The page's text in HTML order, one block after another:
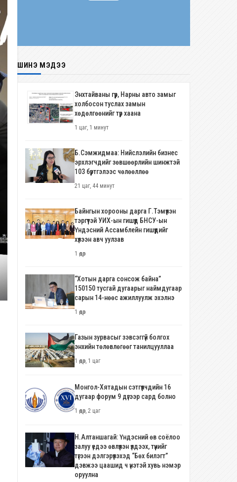
ШИНЭ МЭДЭЭ
Энхтайваны гүүр, Нарны авто замыг
холбосон туслах замын
хөдөлгөөнийг түр хаана
1 цаг, 1 минут
Б.Сэмжидмаа: Нийслэлийн бизнес
эрхлэгчдийг зөвшөөрлийн шинжтэй
103 бүртгэлээс чөлөөллөө
21 цаг, 44 минут
Байнгын хорооны дарга Г.Тэмүүлэн
тэргүүтэй УИХ-ын гишүүд БНСУ-ын
Үндэсний Ассамблейн гишүүдийг
хүлээн авч уулзав
1 өдөр
“Хотын дарга сонсож байна”
150150 тусгай дугаарыг наймдугаар
сарын 14-нөөс ажиллуулж эхэлнэ
1 өдөр
Газын зурвасыг зэвсэггүй болгох
энхийн төлөвлөгөөг танилцууллаа
1 өдөр, 1 цаг
Монгол-Хятадын сэтгүүлчдийн 16
дугаар форум 9 дүгээр сард болно
1 өдөр, 2 цаг
Н.Алтаншагай: Үндэсний өв соёлоо
залуу үедээ өвлүүлэн үлдээх, түүнийг
түгээн дэлгэрүүлэхэд “Бөх билэгт”
дэвжээ цаашид ч үнэтэй хувь нэмэр
оруулна